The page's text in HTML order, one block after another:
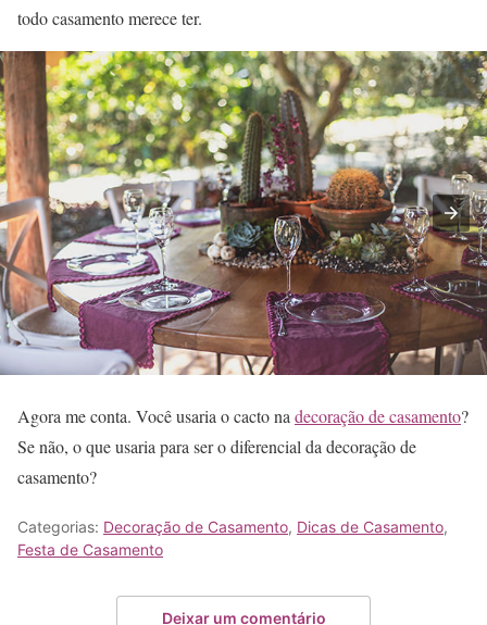
todo casamento merece ter.
Agora me conta. Você usaria o cacto na decoração de casamento?
Se não, o que usaria para ser o diferencial da decoração de
casamento?
Categorias: Decoração de Casamento, Dicas de Casamento,
Festa de Casamento
Deixar um comentário